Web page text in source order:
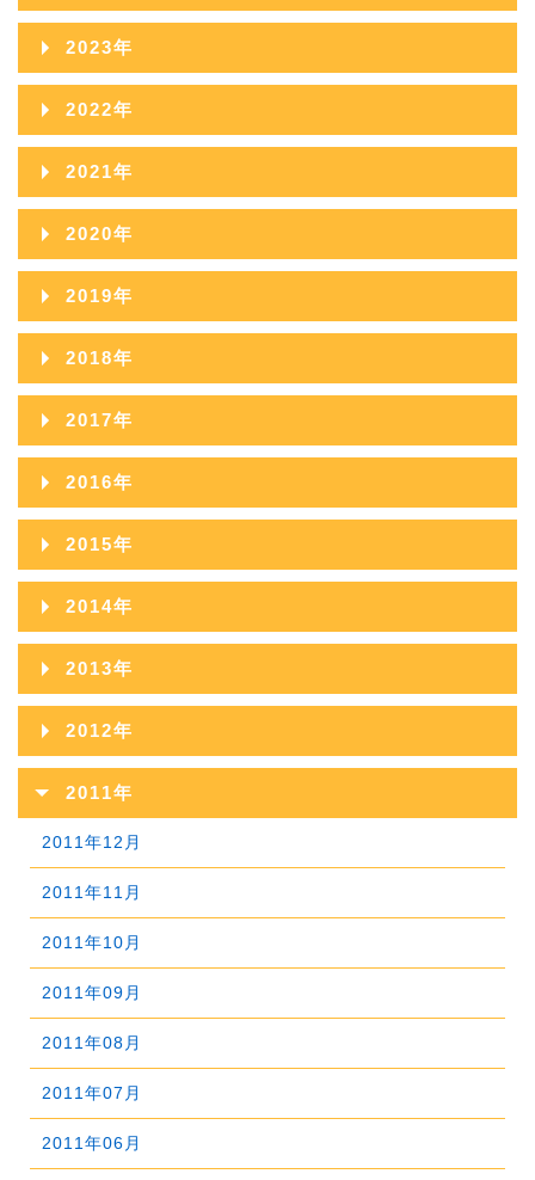
2026年06月
2026年05月
2026年04月
2026年03月
2026年02月
2026年01月
2025年11月
2025年10月
2025年09月
2025年08月
2025年07月
2025年06月
2025年05月
2025年03月
2025年02月
2025年01月
2024年12月
2024年11月
2024年10月
2024年09月
2024年08月
2024年07月
2024年06月
2024年05月
2024年03月
2024年02月
2024年01月
2023年
2023年12月
2023年11月
2023年10月
2023年09月
2023年08月
2023年07月
2023年06月
2023年05月
2023年03月
2023年02月
2023年01月
2022年
2022年12月
2022年11月
2022年10月
2022年09月
2022年08月
2022年07月
2022年06月
2022年05月
2022年03月
2022年02月
2022年01月
2021年
2021年12月
2021年11月
2021年10月
2021年09月
2021年08月
2021年07月
2021年06月
2021年05月
2021年03月
2021年02月
2021年01月
2020年
2020年12月
2020年11月
2020年10月
2020年09月
2020年08月
2020年07月
2020年06月
2020年05月
2020年03月
2020年02月
2020年01月
2019年
2019年12月
2019年11月
2019年10月
2019年09月
2019年08月
2019年07月
2019年06月
2019年05月
2019年03月
2019年02月
2019年01月
2018年
2018年12月
2018年11月
2018年10月
2018年09月
2018年08月
2018年07月
2018年06月
2018年05月
2017年
2017年12月
2017年11月
2017年10月
2017年09月
2017年08月
2017年07月
2017年06月
2017年05月
2017年04月
2017年03月
2017年02月
2017年01月
2016年
2016年12月
2016年11月
2016年10月
2016年09月
2016年08月
2016年07月
2016年06月
2016年05月
2016年04月
2016年03月
2016年02月
2016年01月
2015年
2015年12月
2015年11月
2015年10月
2015年09月
2015年08月
2015年07月
2015年06月
2015年05月
2015年04月
2015年03月
2015年02月
2015年01月
2014年
2014年12月
2014年11月
2014年10月
2014年09月
2014年08月
2014年07月
2014年06月
2014年05月
2014年04月
2014年03月
2014年02月
2013年
2013年12月
2013年11月
2013年10月
2013年09月
2013年08月
2013年07月
2013年06月
2013年05月
2013年04月
2013年03月
2012年
2012年12月
2011年
2011年12月
2011年11月
2011年10月
2011年09月
2011年08月
2011年07月
2011年06月